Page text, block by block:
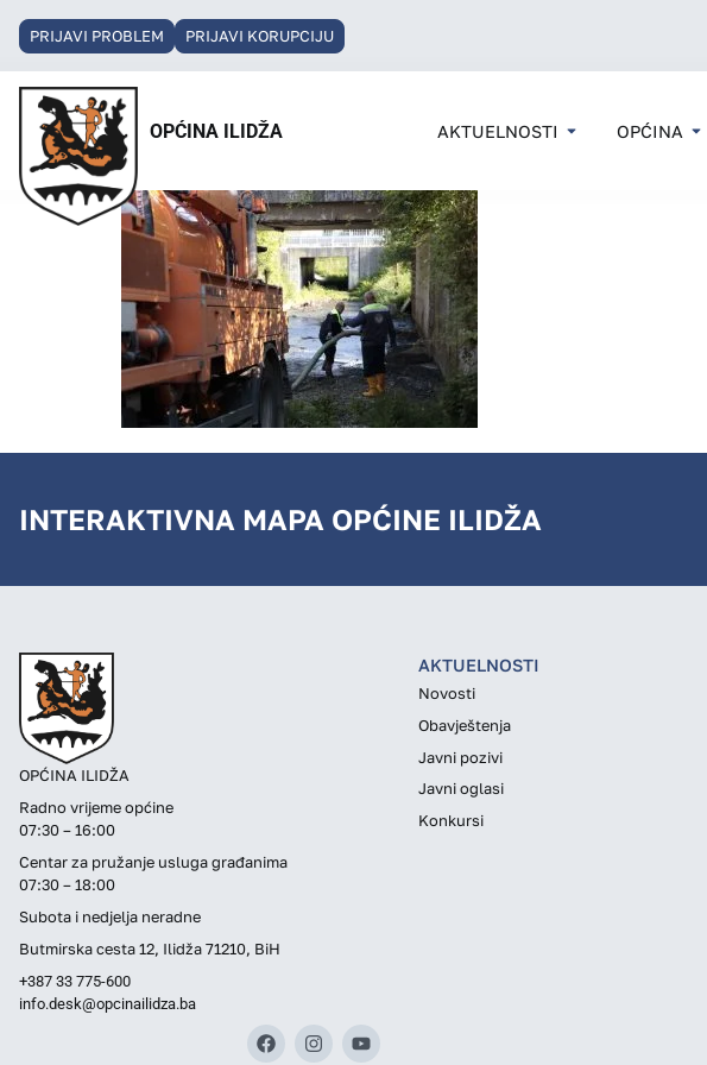
PRIJAVI PROBLEM PRIJAVI KORUPCIJU
OPĆINA ILIDŽA AKTUELNOSTI OPĆINA
INTERAKTIVNA MAPA OPĆINE ILIDŽA
OPĆINA ILIDŽA
Radno vrijeme općine
07:30 – 16:00
Centar za pružanje usluga građanima
07:30 – 18:00
Subota i nedjelja neradne
Butmirska cesta 12, Ilidža 71210, BiH
+387 33 775-600
info.desk@opcinailidza.ba
AKTUELNOSTI
Novosti
Obavještenja
Javni pozivi
Javni oglasi
Konkursi